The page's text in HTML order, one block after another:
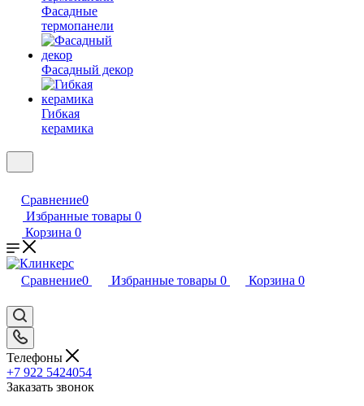
Фасадные
термопанели
Фасадный декор
Гибкая
керамика
Сравнение0
Избранные товары 0
Корзина 0
Сравнение0 Избранные товары 0 Корзина 0
Телефоны
+7 922 5424054
Заказать звонок